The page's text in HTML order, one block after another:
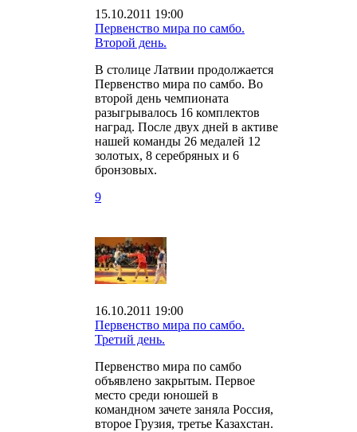
15.10.2011 19:00
Первенство мира по самбо.
Второй день.
В столице Латвии продолжается
Первенство мира по самбо. Во
второй день чемпионата
разыгрывалось 16 комплектов
наград. После двух дней в активе
нашей команды 26 медалей 12
золотых, 8 серебряных и 6
бронзовых.
9
16.10.2011 19:00
Первенство мира по самбо.
Третий день.
Первенство мира по самбо
объявлено закрытым. Первое
место среди юношей в
командном зачете заняла Россия,
второе Грузия, третье Казахстан.